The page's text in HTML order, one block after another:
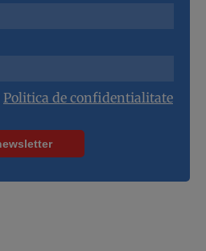
Politica de confidentialitate